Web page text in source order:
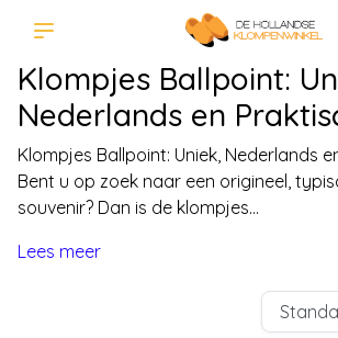
Klompjes Ballpoint:
Nederlands en
Klompjes Ballpoint: Uniek, Nederlands
Bent u op zoek naar een origineel,
souvenir? Dan is de klompjes...
Lees meer